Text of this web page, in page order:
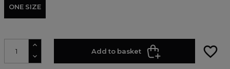
ONE SIZE
Add to basket favorite_border